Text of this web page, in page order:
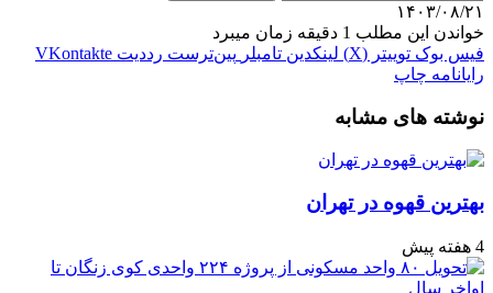
۱۴۰۳/۰۸/۲۱
خواندن این مطلب 1 دقیقه زمان میبرد
فیس بوک توییتر (X) لینکدین ‫تامبلر ‫پین‌ترست ‫رددیت ‫VKontakte
رایانامه چاپ
نوشته های مشابه
بهترین قهوه در تهران
4 هفته پیش